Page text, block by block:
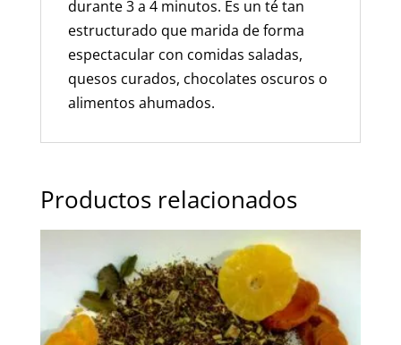
durante 3 a 4 minutos. Es un té tan
estructurado que marida de forma
espectacular con comidas saladas,
quesos curados, chocolates oscuros o
alimentos ahumados.
Productos relacionados